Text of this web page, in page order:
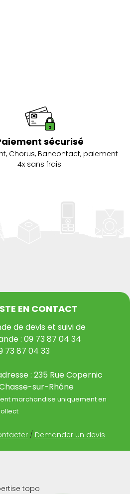
sécurisé
Chorus, Bancontact, paiement
4x sans frais
EN CONTACT
de devis et suivi de
: 09 73 87 04 34
73 87 04 33
: 235 Rue Copernic
sur-Rhône
marchandise uniquement en
/ Demander un devis
topo